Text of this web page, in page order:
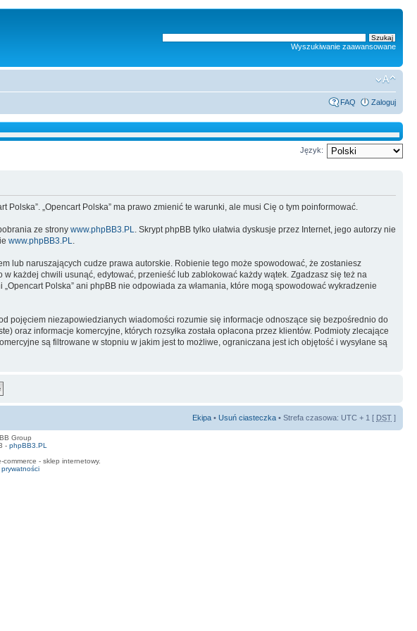
Wyszukiwanie zaawansowane
FAQ Zaloguj
Język:
„Opencart Polska” ma prawo zmienić te warunki, ale musi Cię o tym poinformować.
ze strony www.phpBB3.PL
. Skrypt phpBB tylko ułatwia dyskusje przez Internet, jego autorzy nie
www.phpBB3.PL
lub naruszających cudze prawa autorskie. Robienie tego może spowodować, że zostaniesz
każdej chwili usunąć, edytować, przenieść lub zablokować każdy wątek. Zgadzasz się też na
Polska” ani phpBB nie odpowiada za włamania, które mogą spowodować wykradzenie
pojęciem niezapowiedzianych wiadomości rozumie się informacje odnoszące się bezpośrednio do
informacje komercyjne, których rozsyłka została opłacona przez klientów. Podmioty zlecające
są filtrowane w stopniu w jakim jest to możliwe, ograniczana jest ich objętość i wysyłane są
Ekipa • Usuń ciasteczka • Strefa czasowa: UTC + 1 [ DST ]
Group
- phpBB3.PL
- sklep internetowy.